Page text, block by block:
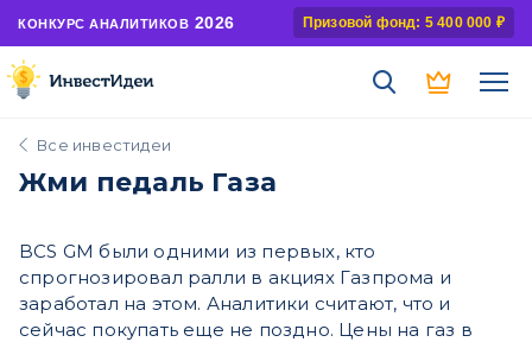
КОНКУРС АНАЛИТИКОВ 2026 Призовой фонд: 5 400 000 ₽
Все инвестидеи
Жми педаль Газа
BCS GM были одними из первых, кто
спрогнозировал ралли в акциях Газпрома и
заработал на этом. Аналитики считают, что и
сейчас покупать еще не поздно. Цены на газ в